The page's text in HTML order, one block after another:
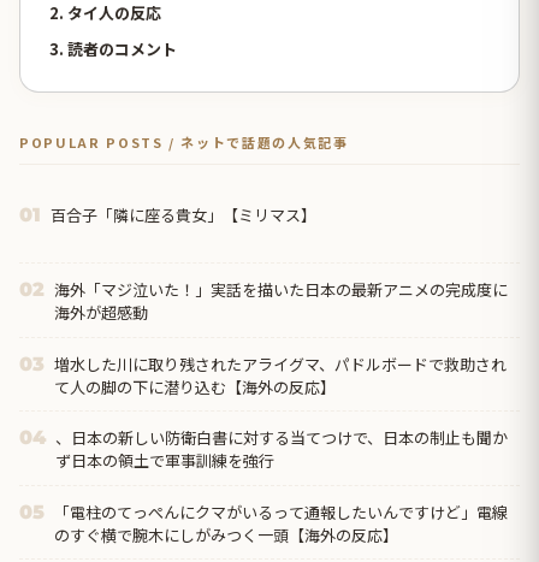
2. タイ人の反応
3. 読者のコメント
POPULAR POSTS / ネットで話題の人気記事
01 百合子「隣に座る貴女」【ミリマス】
02 海外「マジ泣いた！」実話を描いた日本の最新アニメの完成度に
海外が超感動
03 増水した川に取り残されたアライグマ、パドルボードで救助され
て人の脚の下に潜り込む【海外の反応】
04 、日本の新しい防衛白書に対する当てつけで、日本の制止も聞か
ず日本の領土で軍事訓練を強行
05
「電柱のてっぺんにクマがいるって通報したいんですけど」電線
のすぐ横で腕木にしがみつく一頭【海外の反応】